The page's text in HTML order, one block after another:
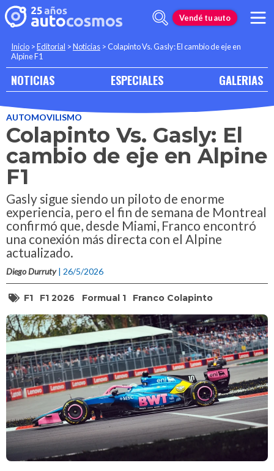
Vendé tu auto
Inicio >Editorial >Noticias >Colapinto Vs. Gasly: El cambio de eje en
Alpine F1
NOTICIAS ESPECIALES GALERIAS
AUTOMOVILISMO
Colapinto Vs. Gasly: El
cambio de eje en Alpine
F1
Gasly sigue siendo un piloto de enorme
experiencia, pero el fin de semana de Montreal
confirmó que, desde Miami, Franco encontró
una conexión más directa con el Alpine
actualizado.
Diego Durruty | 26/5/2026
F1 F1 2026 Formual 1 Franco Colapinto